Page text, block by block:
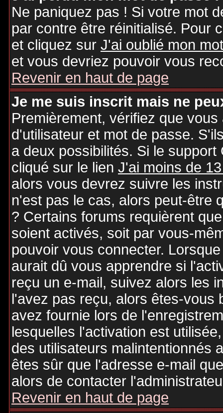
Ne paniquez pas ! Si votre mot
par contre être réinitialisé. Pour
et cliquez surJ'ai oublié mon
et vous devriez pouvoir vous
Revenir en haut de page
Je me suis inscrit mais ne
Premièrement, vérifiez que
d'utilisateur et mot de passe.
a deux possibilités. Si le
cliqué sur le lienJ'ai moins de
alors vous devrez suivre les
n'est pas le cas, alors peut-être
? Certains forums requièrent
soient activés, soit par vous-
pouvoir vous connecter.
aurait dû vous apprendre si
reçu un e-mail, suivez alors les
l'avez pas reçu, alors êtes-vous
avez fournie lors de
lesquelles l'activation est
des utilisateurs malintentionnés
êtes sûr que l'adresse e-mail
alors de contacter
Revenir en haut de page